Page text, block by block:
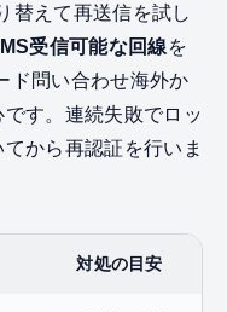
替えて再送信を試し
受信可能な回線を
ド問い合わせ海外か
す。連続失敗でロッ
から再認証を行いま
対処の目安